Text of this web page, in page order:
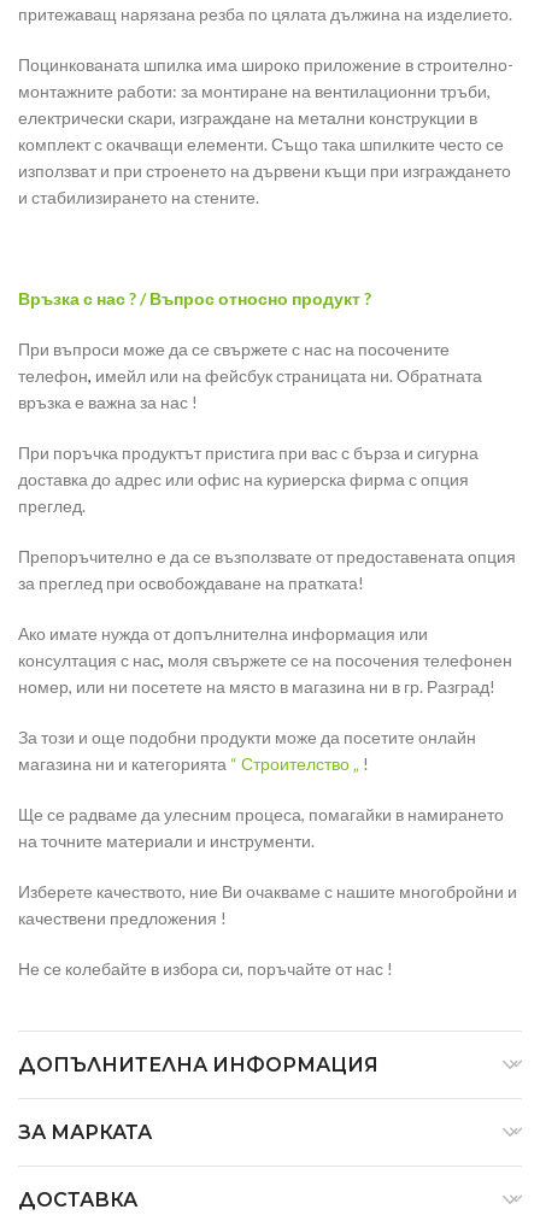
притежаващ нарязана резба по цялата дължина на изделието.
Поцинкованата шпилка има широко приложение в строително-
монтажните работи: за монтиране на вентилационни тръби,
електрически скари, изграждане на метални конструкции в
комплект с окачващи елементи. Също така шпилките често се
използват и при строенето на дървени къщи при изграждането
и стабилизирането на стените.
Връзка с нас ? / Въпрос относно продукт ?
При въпроси може да се свържете с нас на посочените
телефон, имейл или на фейсбук страницата ни. Обратната
връзка е важна за нас !
При поръчка продуктът пристига при вас с бърза и сигурна
доставка до адрес или офис на куриерска фирма с опция
преглед.
Препоръчително е да се възползвате от предоставената опция
за преглед при освобождаване на пратката!
Ако имате нужда от допълнителна информация или
консултация с нас, моля свържете се на посочения телефонен
номер, или ни посетете на място в магазина ни в гр. Разград!
За този и още подобни продукти може да посетите онлайн
магазина ни и категорията “ Строителство „ !
Ще се радваме да улесним процеса, помагайки в намирането
на точните материали и инструменти.
Изберете качеството, ние Ви очакваме с нашите многобройни и
качествени предложения !
Не се колебайте в избора си, поръчайте от нас !
ДОПЪЛНИТЕЛНА ИНФОРМАЦИЯ
ЗА МАРКАТА
ДОСТАВКА